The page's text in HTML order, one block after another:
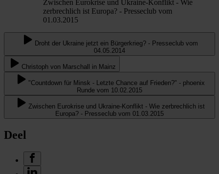
Zwischen Eurokrise und Ukraine-Konflikt - Wie
zerbrechlich ist Europa? - Presseclub vom
01.03.2015
Droht der Ukraine jetzt ein Bürgerkrieg? - Presseclub vom
04.05.2014
Christoph von Marschall in Mainz
"Countdown für Minsk - Letzte Chance auf Frieden?" - phoenix
Runde vom 10.02.2015
Zwischen Eurokrise und Ukraine-Konflikt - Wie zerbrechlich ist
Europa? - Presseclub vom 01.03.2015
Deel